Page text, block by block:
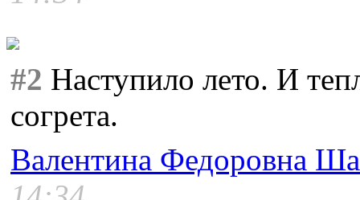
#2 Наступило лето. И
согрета.
Валентина Федоровна